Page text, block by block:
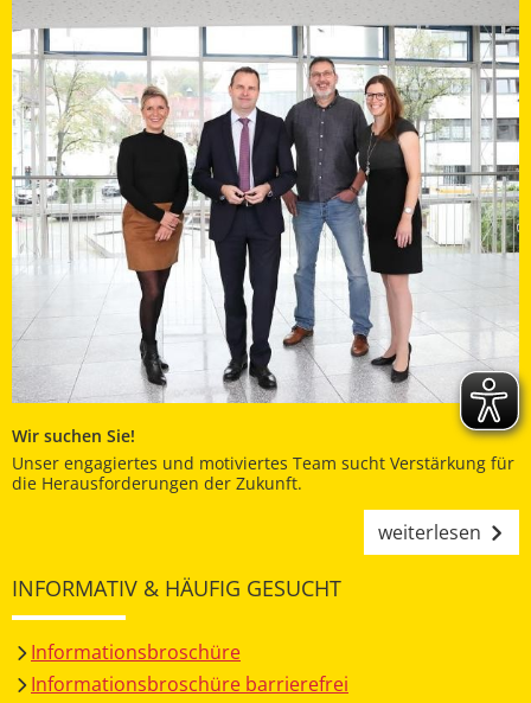
Wir suchen Sie!
Unser engagiertes und motiviertes Team sucht Verstärkung für
die Herausforderungen der Zukunft.
weiterlesen
INFORMATIV & HÄUFIG GESUCHT
Informationsbroschüre
Informationsbroschüre barrierefrei